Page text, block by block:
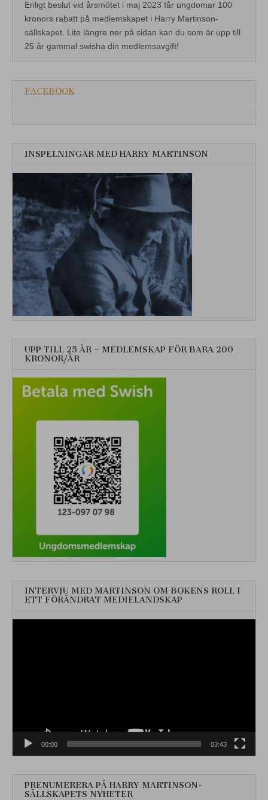
Enligt beslut vid årsmötet i maj 2023 får ungdomar 100
kronors rabatt på medlemskapet i Harry Martinson-
sällskapet. Lite längre ner på sidan kan du som är upp till
25 år gammal swisha din medlemsavgift!
FACEBOOK
INSPELNINGAR MED HARRY MARTINSON
UPP TILL 25 ÅR – MEDLEMSKAP FÖR BARA 200
KRONOR/ÅR
INTERVJU MED MARTINSON OM BOKENS ROLL I
ETT FÖRÄNDRAT MEDIELANDSKAP
00:00 03:43
PRENUMERERA PÅ HARRY MARTINSON-
SÄLLSKAPETS NYHETER